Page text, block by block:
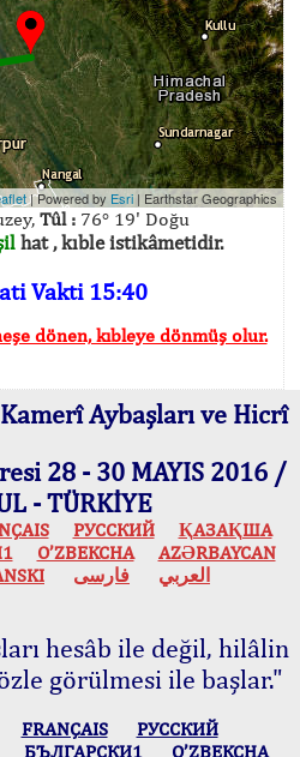
| Powered by Esri | Earthstar Geographics
Tûl :76° 19' Doğu
hat , kıble istikâmetidir.
Vakti 15:40
dönen, kıbleye dönmüş olur.
Aybaşları ve Hicrî
28 - 30 MAYIS 2016 /
- TÜRKİYE
РУССКИЙ
ҚАЗАҚША
O’ZBEKCHA
AZӘRBAYCAN
العربي فارسی
hesâb ile değil, hilâlin
görülmesi ile başlar."
FRANÇAIS
РУССКИЙ
БЪЛГАРСКИ1 O’ZBEKCHA